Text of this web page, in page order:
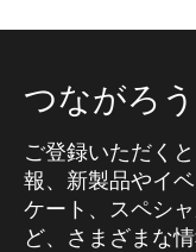
つながろう
ご登録いただく
報、新製品やイ
ケート、スペシ
ど、さまざまな